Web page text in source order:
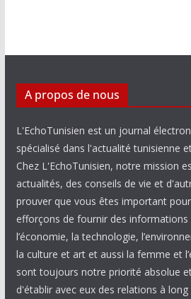
A propos de nous
L'EchoTunisien est un journal
spécialisé dans l'actualité tunisienne
Chez L'EchoTunisien, notre mission
actualités, des conseils de vie et
prouver que vous êtes important
efforçons de fournir des
l’économie, la technologie,
la culture et art et aussi la femme et
sont toujours notre priorité absolue
d'établir avec eux des relations à